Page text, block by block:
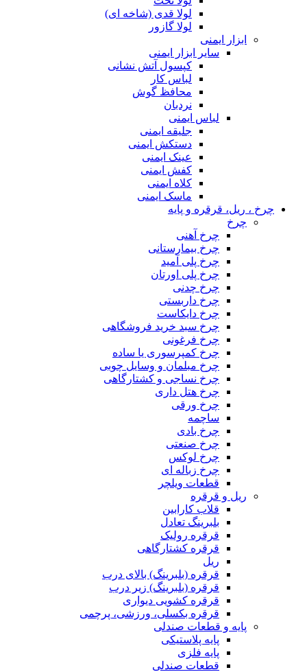
لولا قدی (شاخه ای)
لولا گازور
ابزار ایمنی
سایر ابزار ایمنی
کپسول آتش نشانی
لباس کار
محافظ گوش
نردبان
لباس ایمنی
جلیقه ایمنی
دستکش ایمنی
عینک ایمنی
کفش ایمنی
کلاه ایمنی
ماسک ایمنی
چرخ ، ریل، قرقره و پایه
چرخ
چرخ آهنی
چرخ بیمارستانی
چرخ پلی آمید
چرخ پلی اورتان
چرخ چدنی
چرخ داربستی
چرخ دایکاست
چرخ سبد خرید فروشگاهی
چرخ فرغونی
چرخ کمپرسوری یا ساده
چرخ مبلمان و وسایل چوبی
چرخ نساجی و کشتارگاهی
چرخ هتل داری
چرخ ورقی
ساچمه
چرخ بادی
چرخ صنعتی
چرخ لوکس
چرخ زباله ای
قطعات ویلچر
ریل و قرقره
قلاب کارابین
بلبرینگ تعادل
قرقره رولیک
قرقره کشتارگاهی
ریل
قرقره (بلبرینگ) بالای درب
قرقره (بلبرینگ) زیر درب
قرقره کشویی دیواری
قرقره بکسلی، ورزشی، پرچمی
پایه و قطعات صندلی
پایه پلاستیکی
پایه فلزی
قطعات صندلی